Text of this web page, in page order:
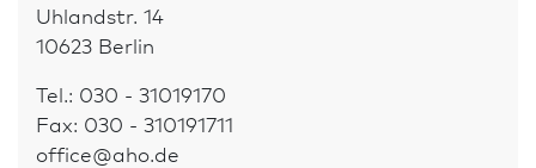
Uhlandstr. 14
10623 Berlin
Tel.: 030 - 31019170
Fax: 030 - 310191711
office@aho.de